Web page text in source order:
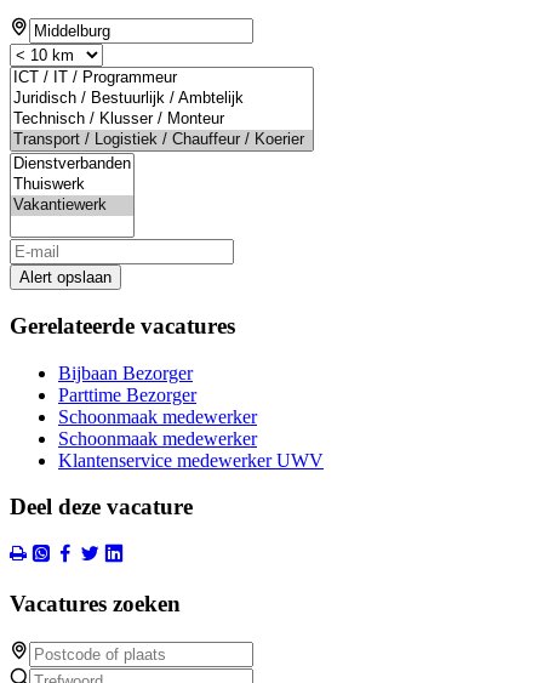
Alert opslaan
Gerelateerde vacatures
Bijbaan Bezorger
Parttime Bezorger
Schoonmaak medewerker
Schoonmaak medewerker
Klantenservice medewerker UWV
Deel deze vacature
Vacatures zoeken